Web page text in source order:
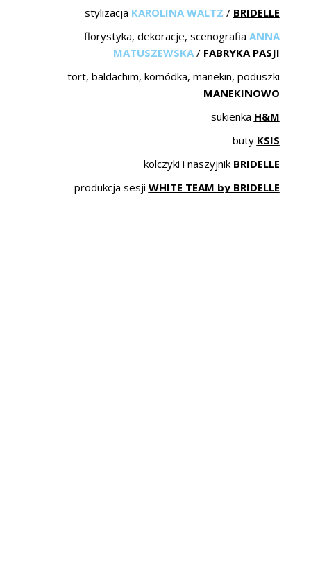
stylizacja KAROLINA WALTZ / BRIDELLE
florystyka, dekoracje, scenografia ANNA
MATUSZEWSKA/ FABRYKA PASJI
tort, baldachim, komódka, manekin, poduszki
MANEKINOWO
sukienka H&M
buty KSIS
kolczyki i naszyjnik BRIDELLE
produkcja sesji WHITE TEAM by BRIDELLE